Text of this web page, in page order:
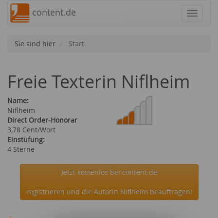
content.de
Sie sind hier Start
Freie Texterin Niflheim
Name:
Niflheim
Direct Order-Honorar
3,78 Cent/Wort
Einstufung:
4 Sterne
Jetzt kostenlos bei content.de
registrieren und die Autorin Niflheim beauftragen!